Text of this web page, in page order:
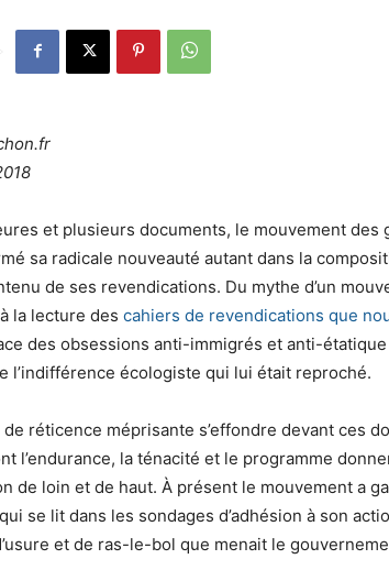
et plusieurs documents, le mouvement des
sa radicale nouveauté autant dans la
de ses revendications. Du mythe d’un
la lecture des cahiers de revendications que
des obsessions anti-immigrés et anti-
l’indifférence écologiste qui lui était reproché.
réticence méprisante s’effondre devant ces
l’endurance, la ténacité et le programme
de loin et de haut. À présent le mouvement a
se lit dans les sondages d’adhésion à son
et de ras-le-bol que menait le